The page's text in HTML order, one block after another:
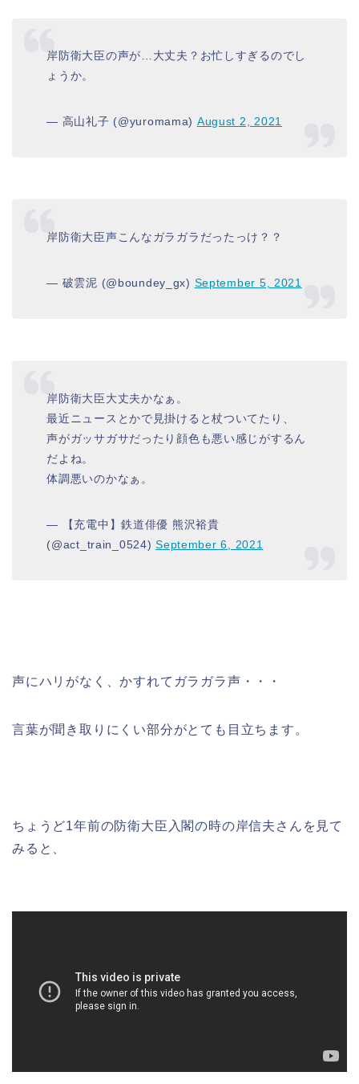
岸防衛大臣の声が…大丈夫？お忙しすぎるのでし
ょうか。
— 高山礼子 (@yuromama) August 2, 2021
岸防衛大臣声こんなガラガラだったっけ？？
— 破雲泥 (@boundey_gx) September 5, 2021
岸防衛大臣大丈夫かなぁ。
最近ニュースとかで見掛けると杖ついてたり、
声がガッサガサだったり顔色も悪い感じがするん
だよね。
体調悪いのかなぁ。
— 【充電中】鉄道俳優 熊沢裕貴
(@act_train_0524)September 6, 2021
声にハリがなく、かすれてガラガラ声・・・
言葉が聞き取りにくい部分がとても目立ちます。
ちょうど1年前の防衛大臣入閣の時の岸信夫さんを見て
みると、